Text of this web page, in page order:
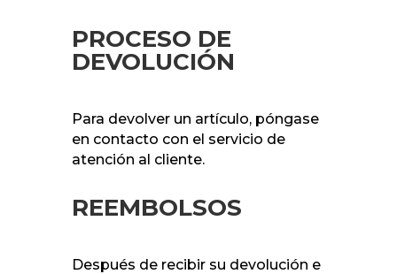
PROCESO DE
DEVOLUCIÓN
Para devolver un artículo, póngase
en contacto con el servicio de
atención al cliente.
REEMBOLSOS
Después de recibir su devolución e